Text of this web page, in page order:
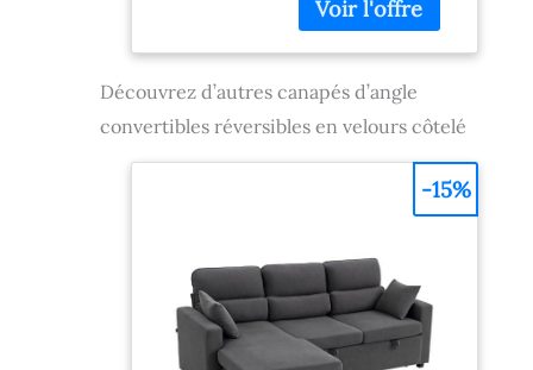
Métropolitaine
uniquement hors
Corse. Livraison au
pas de porte de
votre domicile
(rez-de-chaussée).
Découvrez d’autres canapés d’angle
convertibles réversibles en velours côtelé
-15%